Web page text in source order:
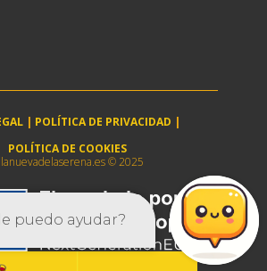
| POLÍTICA DE PRIVACIDAD |
POLÍTICA DE COOKIES
© 2025